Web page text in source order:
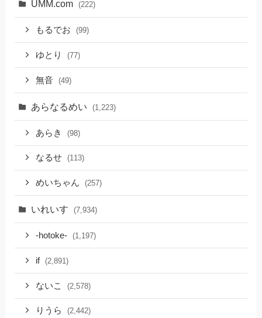
UMM.com (222)
もるでお (99)
ゆとり (77)
無音 (49)
あらなるめい (1,223)
あらき (98)
なるせ (113)
めいちゃん (257)
いれいす (7,934)
-hotoke- (1,197)
if (2,891)
ないこ (2,578)
りうら (2,442)